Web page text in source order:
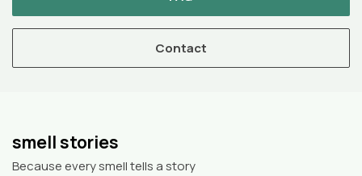
Contact
smell stories
Because every smell tells a story